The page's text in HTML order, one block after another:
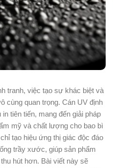
tranh, việc tạo sự khác biệt và
cùng quan trọng. Cán UV định
tiên tiến, mang đến giải pháp
mỹ và chất lượng cho bao bì
tạo hiệu ứng thị giác độc đáo
trầy xước, giúp sản phẩm
hút hơn. Bài viết này sẽ